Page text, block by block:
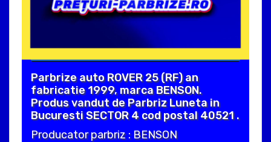
Parbrize auto ROVER 25 (RF) an
fabricatie 1999, marca BENSON.
Produs vandut de Parbriz Luneta in
Bucuresti SECTOR 4 cod postal 40521 .
Producator parbriz : BENSON